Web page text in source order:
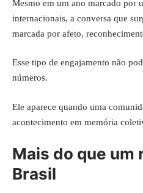
Mesmo em um ano marcado por
internacionais, a conversa que
marcada por afeto,
Esse tipo de engajamento não
números.
Ele aparece quando uma
acontecimento em memória
Mais do que um
Brasil